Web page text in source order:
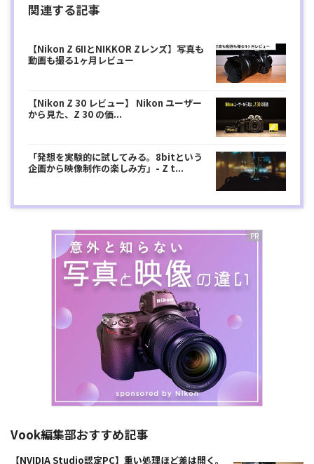
関連する記事
【Nikon Z 6IIとNIKKOR Zレンズ】写真も
動画も撮る1ヶ月レビュー
【Nikon Z 30 レビュー】 Nikon ユーザー
から見た、Z 30 の価...
「発想を実験的に試してみる。8bitという
企画から映像制作の楽しみ方」- Z t...
Vook編集部おすすめ記事
【NVIDIA Studio認定PC】重い処理ほど差は開く。